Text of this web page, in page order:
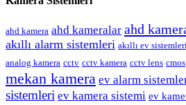
ahd kamera ahd kameralar ahd
akıllı alarm sistemleri akıllı ev sistemleri
analog kamera cctv cctv kamera cctv lens cmos
mekan kamera ev alarm
sistemleri ev kamera sistemi ev